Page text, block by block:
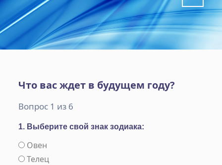
Что вас ждет в будущем году?
Вопрос 1 из 6
1. Выберите свой знак зодиака:
Овен
Телец